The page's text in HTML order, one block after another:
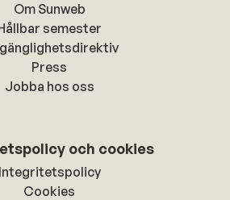
Om Sunweb
semester
Press
Jobba hos oss
och cookies
Integritetspolicy
Cookies